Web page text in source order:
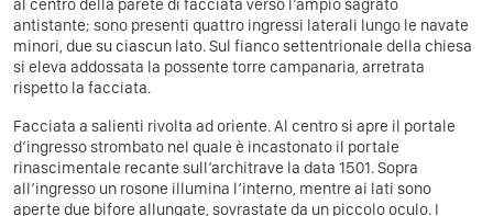
antistante; sono presenti quattro ingressi laterali lungo le navate
minori, due su ciascun lato. Sul fianco settentrionale della chiesa
si eleva addossata la possente torre campanaria, arretrata
rispetto la facciata.
Facciata a salienti rivolta ad oriente. Al centro si apre il portale
d’ingresso strombato nel quale è incastonato il portale
rinascimentale recante sull’architrave la data 1501. Sopra
all’ingresso un rosone illumina l’interno, mentre ai lati sono
aperte due bifore allungate, sovrastate da un piccolo oculo. I